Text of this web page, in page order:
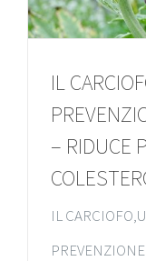
IL
– RIDUCE
IL